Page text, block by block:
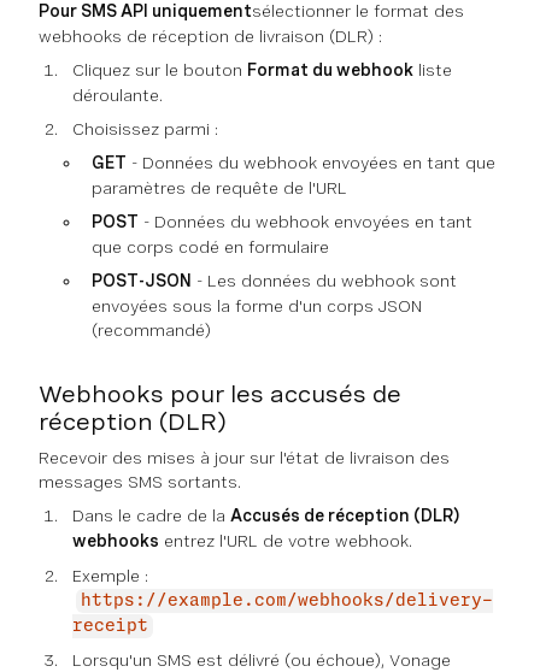
Pour SMS API uniquementsélectionner le format des
webhooks de réception de livraison (DLR) :
Cliquez sur le bouton Format du webhook liste
déroulante.
Choisissez parmi :
GET - Données du webhook envoyées en tant que
paramètres de requête de l'URL
POST - Données du webhook envoyées en tant
que corps codé en formulaire
POST-JSON - Les données du webhook sont
envoyées sous la forme d'un corps JSON
(recommandé)
Webhooks pour les accusés de
réception (DLR)
Recevoir des mises à jour sur l'état de livraison des
messages SMS sortants.
Dans le cadre de la Accusés de réception (DLR)
webhooks entrez l'URL de votre webhook.
Exemple :
https://example.com/webhooks/delivery-
receipt
Lorsqu'un SMS est délivré (ou échoue), Vonage